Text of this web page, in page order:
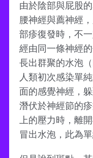
由於陰部與屁股
腰神經與薦神經
部疹復發時，不
經由同一條神經
長出群聚的水泡
人類初次感染單
面的感覺神經，
潛伏於神經節的
上的壓力時，離
冒出水泡，此為